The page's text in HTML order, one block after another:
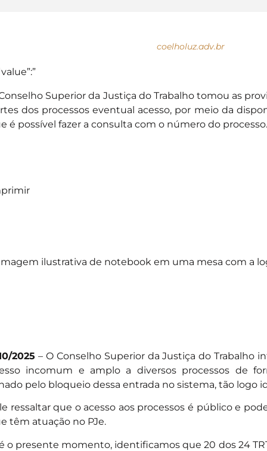
coelholuz.adv.br
Superior da Justiça do Trabalho tomou as
dos processos eventual acesso, por meio da
é possível fazer a consulta com o número do processo.
2025 – O Conselho Superior da Justiça do Trabalho
incomum e amplo a diversos processos de
pelo bloqueio dessa entrada no sistema, tão logo
ressaltar que o acesso aos processos é público e
têm atuação no PJe.
o presente momento, identificamos que 20 dos 24